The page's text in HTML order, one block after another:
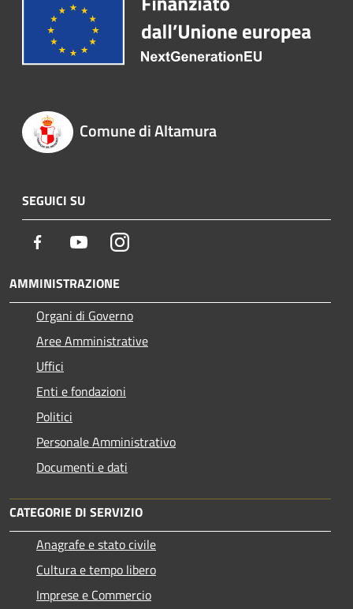
Comune di Altamura
SEGUICI SU
Facebook YoutubeInstagram
AMMINISTRAZIONE
Organi di Governo
Aree Amministrative
Uffici
Enti e fondazioni
Politici
Personale Amministrativo
Documenti e dati
CATEGORIE DI SERVIZIO
Anagrafe e stato civile
Cultura e tempo libero
Imprese e Commercio